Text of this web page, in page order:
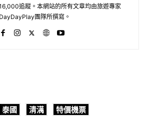
追蹤。本網站的所有文章均由旅遊專家
DayDayPlay團隊所撰寫。
泰國 清澫 特價機票